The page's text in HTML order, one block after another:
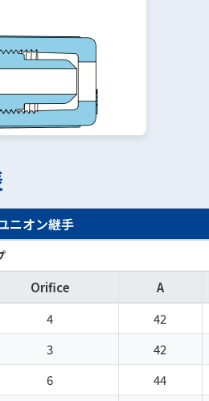
ニオン継手
Orifice A
4 42
3 42
6 44